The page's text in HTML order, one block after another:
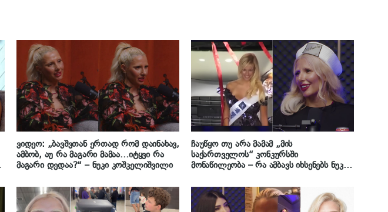
ვიდეო: „ბავშვთან ერთად რომ დაინახავ,
ამბობ, აუ რა მაგარი მამაა…იტყვი რა
მაგარი დედაა?“ – ნუკი კოშკელიშვილი
ჩაუწყო თუ არა მამამ „მის
საქართველოს“ კონკურსში
მონაწილეობა – რა ამბავს იხსენებს ნუკი